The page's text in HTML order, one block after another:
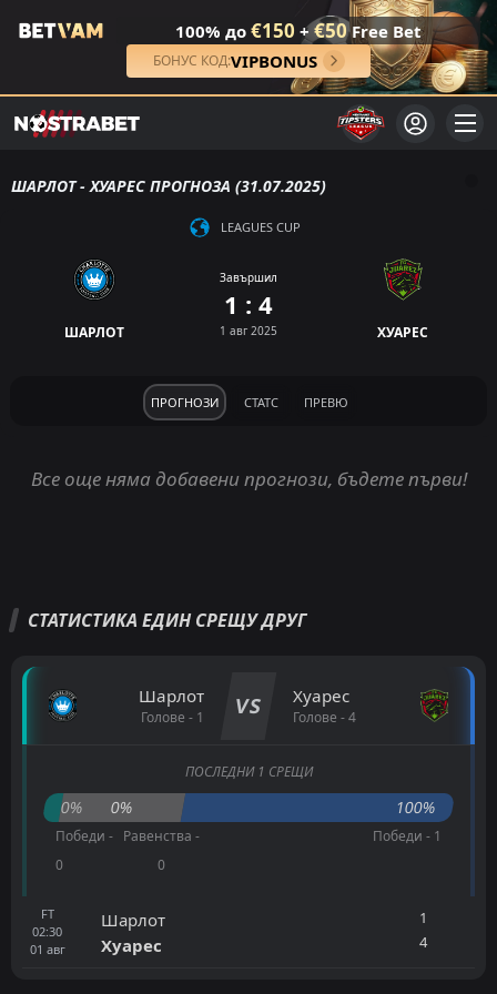
100% до €150 + €50Free Bet
БОНУС КОД:VIPBONUS
ШАРЛОТ - ХУАРЕС ПРОГНОЗА (31.07.2025)
LEAGUES CUP
ШАРЛОТ
Завършил
1 : 4
1 авг 2025 ХУАРЕС
ПРОГНОЗИ СТАТС ПРЕВЮ
Все още няма добавени прогнози, бъдете първи!
СТАТИСТИКА ЕДИН СРЕЩУ ДРУГ
Шарлот
Голове - 1 VS Хуарес
Голове - 4
ПОСЛЕДНИ 1 СРЕЩИ
0% 0% 100%
Победи -
0
Равенства -
0
Победи - 1
FT
02:30
01 авг
Шарлот
Хуарес
1
4